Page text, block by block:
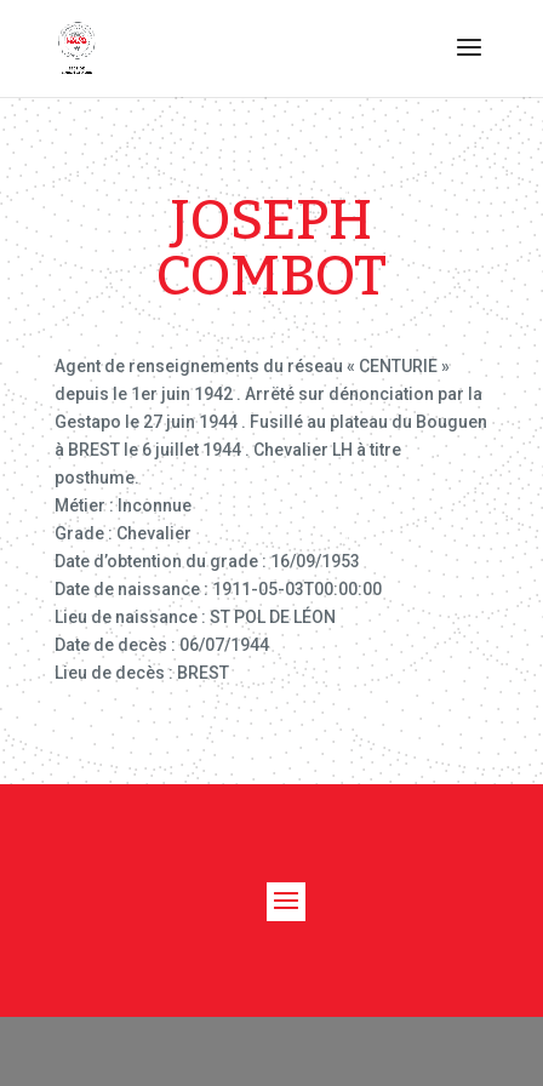
JOSEPH
COMBOT
Agent de renseignements du réseau « CENTURIE »
depuis le 1er juin 1942 . Arrëté sur dénonciation par la
Gestapo le 27 juin 1944 . Fusillé au plateau du Bouguen
à BREST le 6 juillet 1944 . Chevalier LH à titre
posthume.
Métier : Inconnue
Grade : Chevalier
Date d’obtention du grade : 16/09/1953
Date de naissance : 1911-05-03T00:00:00
Lieu de naissance : ST POL DE LÉON
Date de decès : 06/07/1944
Lieu de decès : BREST